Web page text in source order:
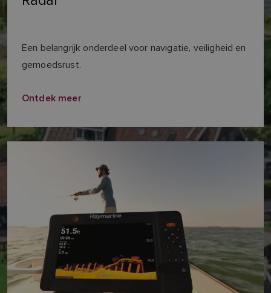
Een belangrijk onderdeel voor navigatie, veiligheid en
gemoedsrust.
Ontdek meer